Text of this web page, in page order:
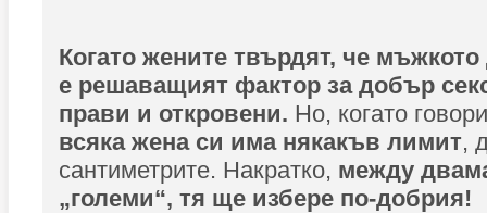
Когато жените твърдят, че
е решаващият фактор за добър
прави и откровени. Но, когато
всяка жена си има някакъв лимит,
сантиметрите. Накратко, между
„големи“, тя ще избере по-добрия!